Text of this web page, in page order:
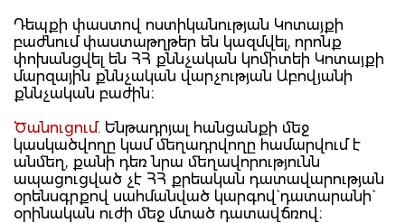
Դեպքի փաստով ոստիկանության Կոտայքի
բաժնում փաստաթղթեր են կազմվել, որոնք
փոխանցվել են ՀՀ քննչական կոմիտեի Կոտայքի
մարզային քննչական վարչության Աբովյանի
քննչական բաժին։
Ծանուցում. Ենթադրյալ հանցանքի մեջ
կասկածվողը կամ մեղադրվողը համարվում է
անմեղ, քանի դեռ նրա մեղավորությունն
ապացուցված չէ ՀՀ քրեական դատավարության
օրենսգրքով սահմանված կարգով` դատարանի`
օրինական ուժի մեջ մտած դատավճռով։